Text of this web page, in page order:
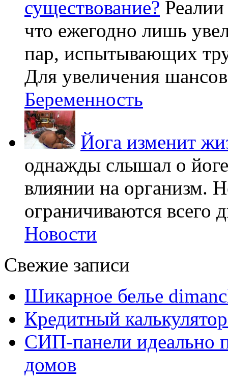
существование?
что ежегодно лишь
пар, испытывающих
Для увеличения
Беременность
Йога изменит
однажды слышал о
влиянии на организм.
ограничиваются всего
Новости
Свежие записи
Шикарное белье
Кредитный
СИП-панели идеально
домов